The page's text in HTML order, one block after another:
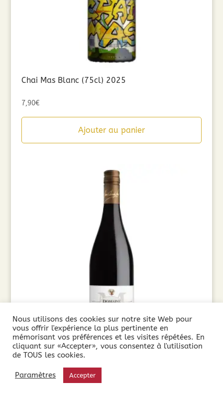
Chai Mas Blanc (75cl) 2025
7,90€
Ajouter au panier
Domaine Martinolles Pinot Noir (75cl) 2025
9,65€
Nous utilisons des cookies sur notre site Web pour
vous offrir l'expérience la plus pertinente en
mémorisant vos préférences et les visites répétées. En
cliquant sur «Accepter», vous consentez à l'utilisation
de TOUS les cookies.
Paramètres Accepter